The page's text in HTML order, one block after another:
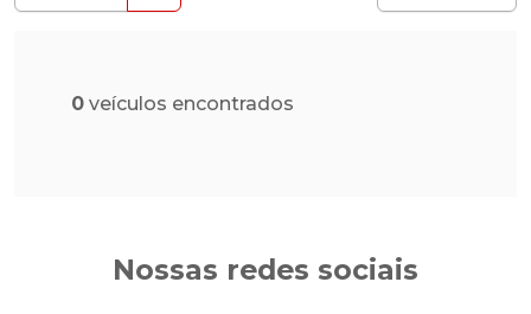
0 veículos encontrados
Nossas redes sociais